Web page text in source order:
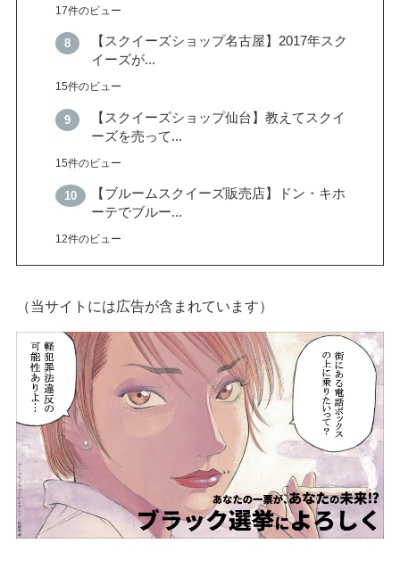
17件のビュー
【スクイーズショップ名古屋】2017年スク
イーズが...
15件のビュー
【スクイーズショップ仙台】教えてスクイ
ーズを売って...
15件のビュー
【ブルームスクイーズ販売店】ドン・キホ
ーテでブルー...
12件のビュー
（当サイトには広告が含まれています）